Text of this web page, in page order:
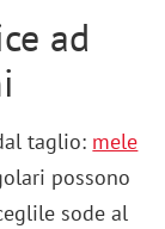
ad
taglio: mele
possono
sode al